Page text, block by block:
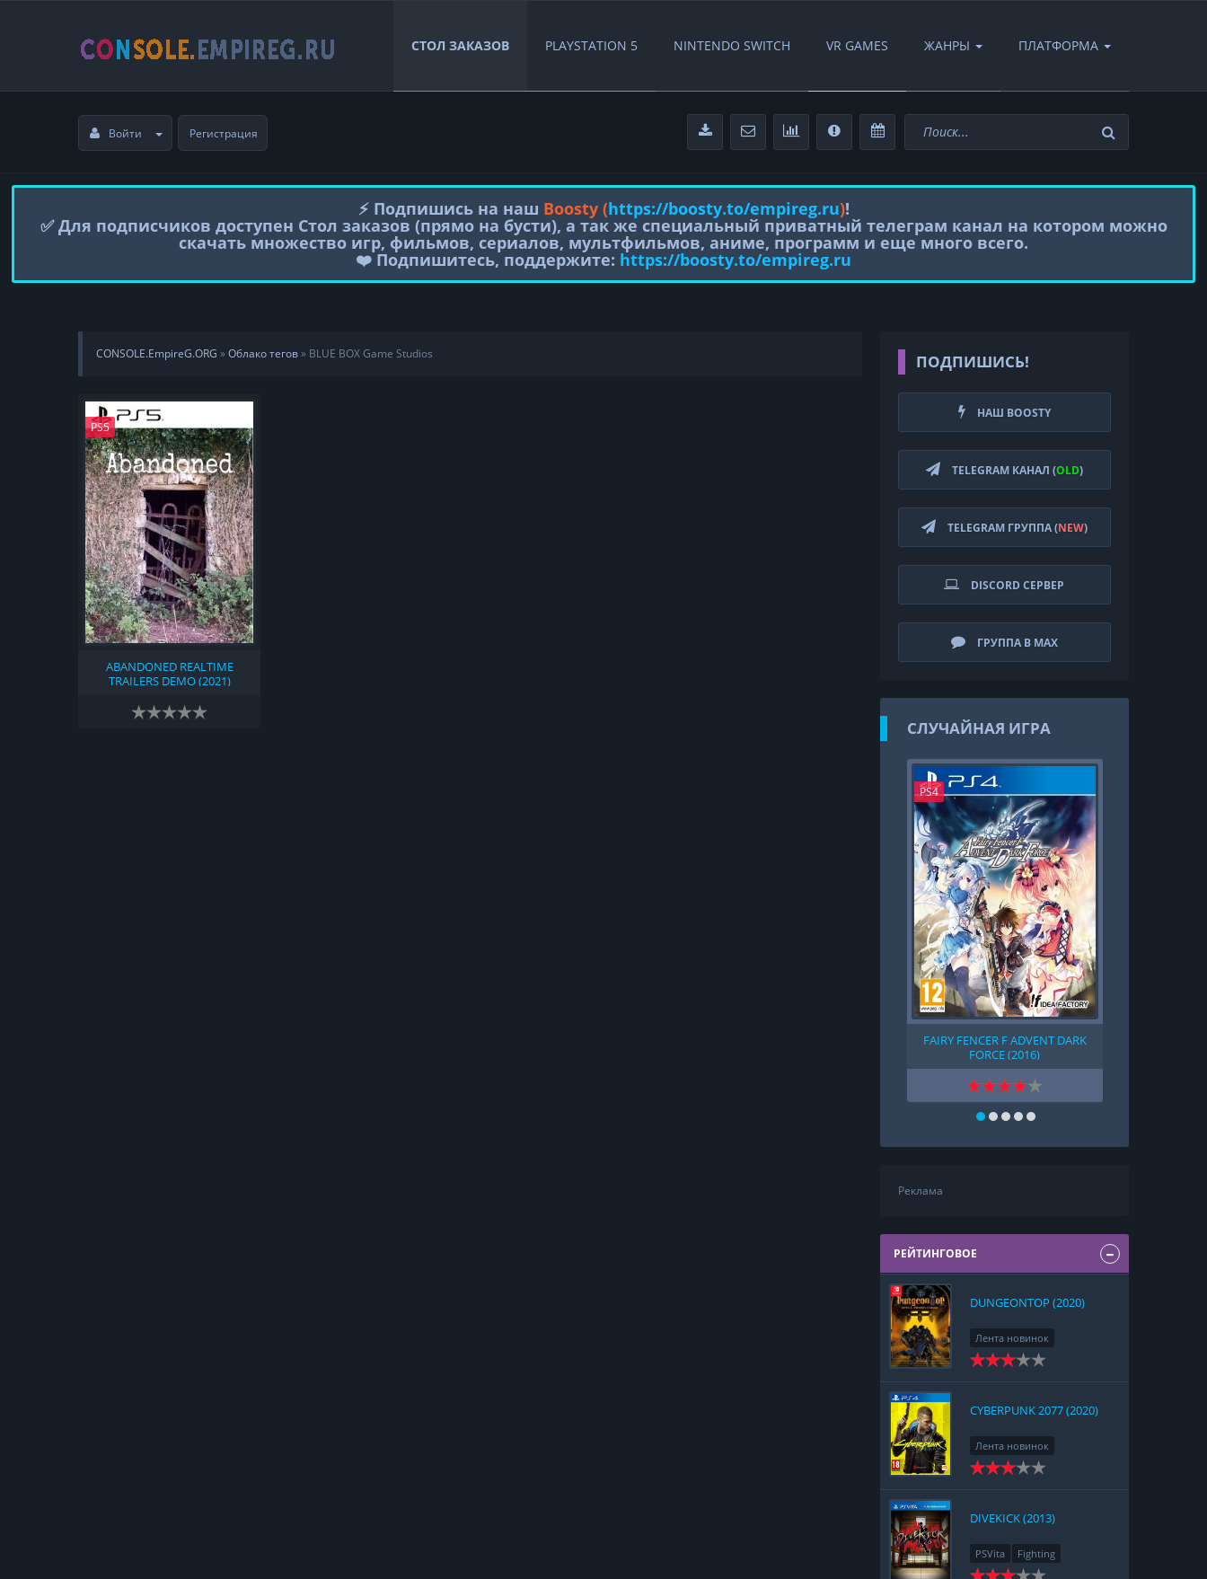
СТОЛ ЗАКАЗОВ PLAYSTATION 5 NINTENDO SWITCH VR GAMES ЖАНРЫ ПЛАТФОРМА
Войти Регистрация
⚡️ Подпишись на наш Boosty (https://boosty.to/empireg.ru)!
✅ Для подписчиков доступен Стол заказов (прямо на бусти), а так же специальный приватный телеграм канал на котором можно
скачать множество игр, фильмов, сериалов, мультфильмов, аниме, программ и еще много всего.
❤️ Подпишитесь, поддержите: https://boosty.to/empireg.ru
CONSOLE.EmpireG.ORG »Облако тегов» BLUE BOX Game Studios
PS5
ABANDONED REALTIME
TRAILERS DEMO (2021)
ПОДПИШИСЬ!
НАШ BOOSTY
TELEGRAM КАНАЛ (OLD)
TELEGRAM ГРУППА (NEW)
DISCORD СЕРВЕР
ГРУППА В MAX
СЛУЧАЙНАЯ ИГРА
PS4
FAIRY FENCER F ADVENT DARK
FORCE (2016)
Реклама
РЕЙТИНГОВОЕ
DUNGEONTOP (2020)
Лента новинок
Nintendo Switch
CYBERPUNK 2077 (2020)
Лента новинок
PlayStation 4
DIVEKICK (2013)
PSVita Fighting